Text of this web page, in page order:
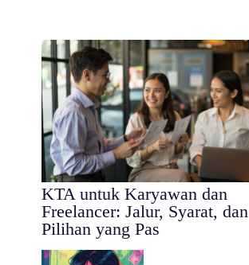
KTA untuk Karyawan dan
Freelancer: Jalur, Syarat, dan
Pilihan yang Pas